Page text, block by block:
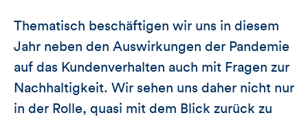
Thematisch beschäftigen wir uns in diesem
Jahr neben den Auswirkungen der Pandemie
auf das Kundenverhalten auch mit Fragen zur
Nachhaltigkeit. Wir sehen uns daher nicht nur
in der Rolle, quasi mit dem Blick zurück zu